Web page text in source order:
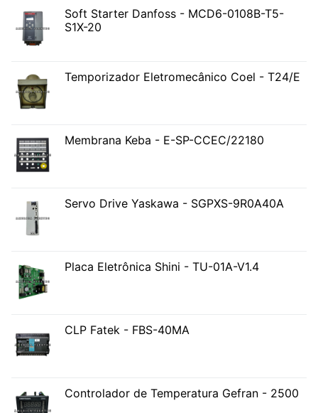
Soft Starter Danfoss - MCD6-0108B-T5-
S1X-20
Temporizador Eletromecânico Coel - T24/E
Membrana Keba - E-SP-CCEC/22180
Servo Drive Yaskawa - SGPXS-9R0A40A
Placa Eletrônica Shini - TU-01A-V1.4
CLP Fatek - FBS-40MA
Controlador de Temperatura Gefran - 2500